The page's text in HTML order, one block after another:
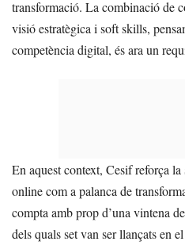
transformació. La combinació de
visió estratègica i soft skills,
competència digital, és ara un
En aquest context, Cesif reforça
online com a palanca de
compta amb prop d’una vintena
dels quals set van ser llançats en